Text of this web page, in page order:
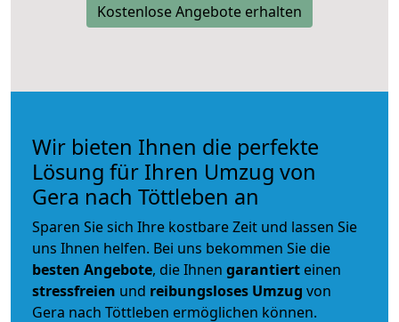
Kostenlose Angebote erhalten
Wir bieten Ihnen die perfekte
Lösung für Ihren Umzug von
Gera nach Töttleben an
Sparen Sie sich Ihre kostbare Zeit und lassen Sie
uns Ihnen helfen. Bei uns bekommen Sie die
besten Angebote, die Ihnen garantiert einen
stressfreien und reibungsloses Umzug von
Gera nach Töttleben ermöglichen können.